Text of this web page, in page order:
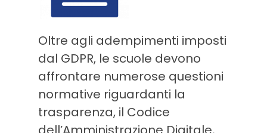
Oltre agli adempimenti imposti
dal GDPR, le scuole devono
affrontare numerose questioni
normative riguardanti la
trasparenza, il Codice